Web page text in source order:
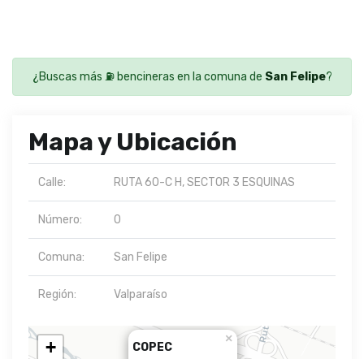
¿Buscas más ⛽ bencineras en la comuna de San Felipe?
Mapa y Ubicación
Calle: RUTA 60-C H, SECTOR 3 ESQUINAS
Número: 0
Comuna: San Felipe
Región: Valparaíso
COPEC
×
+